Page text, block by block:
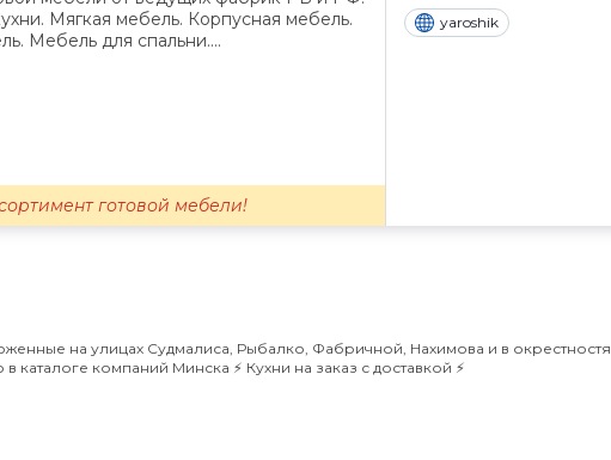
yaroshik
Мягкая мебель. Корпусная мебель.
Мебель для спальни....
готовой мебели!
на улицах Судмалиса, Рыбалко, Фабричной, Нахимова и в
компаний Минска ⚡️ Кухни на заказ с доставкой ⚡️